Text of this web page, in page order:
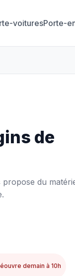
voituresPorte-
de
du
demain à 10h